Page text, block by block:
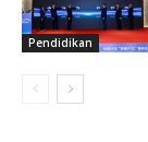
Pendidikan